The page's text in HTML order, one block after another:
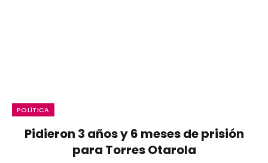
POLÍTICA
Pidieron 3 años y 6 meses de prisión
para Torres Otarola